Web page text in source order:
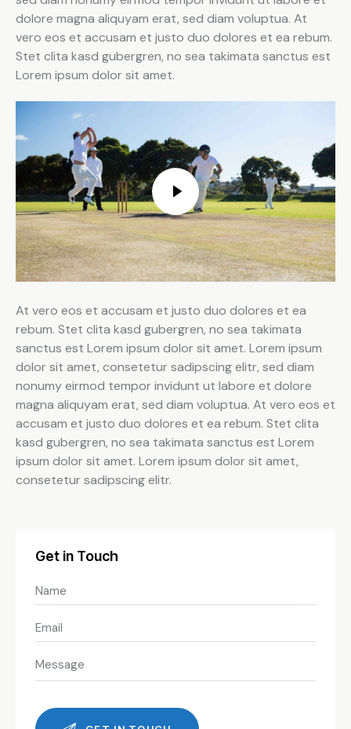
dolore magna aliquyam erat, sed diam voluptua. At
vero eos et accusam et justo duo dolores et ea rebum.
Stet clita kasd gubergren, no sea takimata sanctus est
Lorem ipsum dolor sit amet.
At vero eos et accusam et justo duo dolores et ea
rebum. Stet clita kasd gubergren, no sea takimata
sanctus est Lorem ipsum dolor sit amet. Lorem ipsum
dolor sit amet, consetetur sadipscing elitr, sed diam
nonumy eirmod tempor invidunt ut labore et dolore
magna aliquyam erat, sed diam voluptua. At vero eos et
accusam et justo duo dolores et ea rebum. Stet clita
kasd gubergren, no sea takimata sanctus est Lorem
ipsum dolor sit amet. Lorem ipsum dolor sit amet,
consetetur sadipscing elitr.
Get in Touch